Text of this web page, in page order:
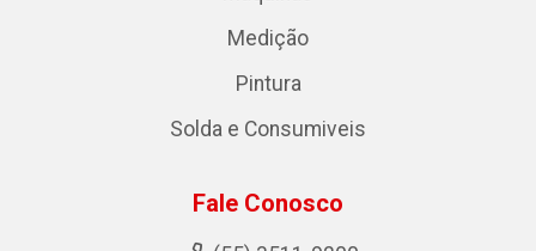
Medição
Pintura
Solda e Consumiveis
Fale Conosco